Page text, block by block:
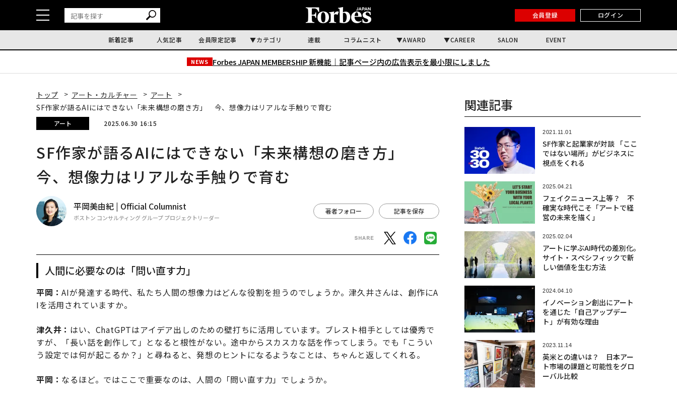
会員登録 ログイン
新着記事 人気記事 会員限定記事 カテゴリ 連載 コラムニスト AWARD CAREER SALON EVENT
NEWS Forbes JAPAN MEMBERSHIP 新機能｜ 記事ページ内の広告表示を最小限にしました
トップ アート・カルチャー
アート
SF作家が語るAIにはできない「未来構想の磨き方」 今、想像力はリアルな手触りで育む
アート 2025.06.30 16:15
SF作家が語るAIにはできない「未来構想の磨き方」
今、想像力はリアルな手触りで育む
平岡美由紀 | Official Columnist
ボストン コンサルティング グループ プロジェクトリーダー
著者フォロー 記事を保存
人間に必要なのは「問い直す力」
平岡：AIが発達する時代、私たち人間の想像力はどんな役割を担うのでしょうか。津久井さんは、創作にA
Iを活用されていますか。
津久井： はい、ChatGPTはアイデア出しのための壁打ちに活用しています。ブレスト相手としては優秀で
すが、「長い話を創作して」となると根性がない。途中からスカスカな話を作ってしまう。でも「こうい
う設定では何が起こるか？」と尋ねると、発想のヒントになるようなことは、ちゃんと返してくれる。
平岡： なるほど。ではここで重要なのは、人間の「問い直す力」でしょうか。
関連記事
2021.11.01
SF作家と起業家が対談 「ここ
ではない場所」がビジネスに
視点をくれる
2025.04.21
フェイクニュース上等？ 不
確実な時代こそ「アートで経
営の未来を描く」
2025.02.04
アートに学ぶAI時代の差別化。
サイト・スペシフィックで新
しい価値を生む方法
2024.04.10
イノベーション創出にアート
を通じた「自己アップデー
ト」が有効な理由
2023.11.14
英米との違いは？ 日本アー
ト市場の課題と可能性をグロ
ーバル比較